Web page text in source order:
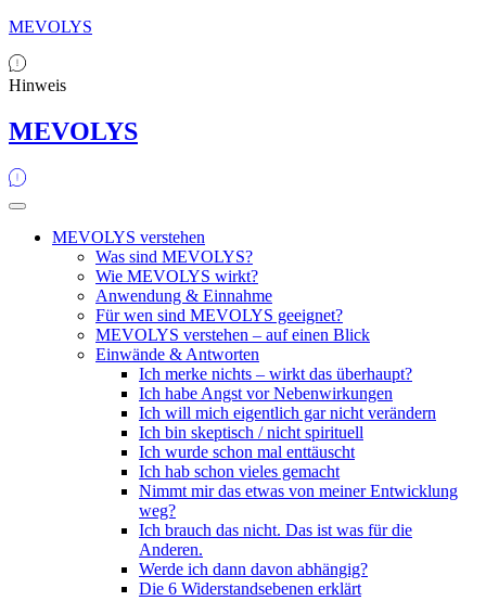
MEVOLYS
Hinweis
MEVOLYS
MEVOLYS verstehen
Was sind MEVOLYS?
Wie MEVOLYS wirkt?
Anwendung & Einnahme
Für wen sind MEVOLYS geeignet?
MEVOLYS verstehen – auf einen Blick
Einwände & Antworten
Ich merke nichts – wirkt das überhaupt?
Ich habe Angst vor Nebenwirkungen
Ich will mich eigentlich gar nicht verändern
Ich bin skeptisch / nicht spirituell
Ich wurde schon mal enttäuscht
Ich hab schon vieles gemacht
Nimmt mir das etwas von meiner Entwicklung
weg?
Ich brauch das nicht. Das ist was für die
Anderen.
Werde ich dann davon abhängig?
Die 6 Widerstandsebenen erklärt